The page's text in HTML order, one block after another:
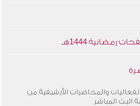
والمحاضرات الأرشيفية من
البث المباشر